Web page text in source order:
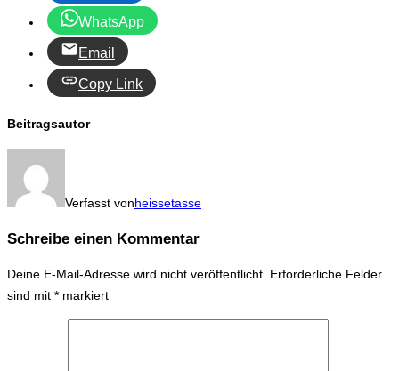
WhatsApp
Email
Copy Link
Beitragsautor
Verfasst vonheissetasse
Schreibe einen Kommentar
Deine E-Mail-Adresse wird nicht veröffentlicht. Erforderliche Felder
sind mit * markiert